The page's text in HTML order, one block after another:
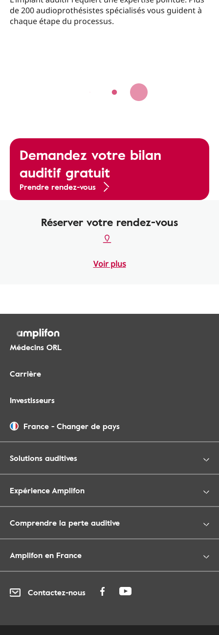
de 200 audioprothésistes spécialisés vous guident à
chaque étape du processus.
Demandez votre bilan
auditif gratuit
Prendre rendez-vous
Réserver votre rendez-vous
Voir plus
Médecins ORL
Carrière
Investisseurs
France - Changer de pays
Solutions auditives
Expérience Amplifon
Comprendre la perte auditive
Amplifon en France
Contactez-nous